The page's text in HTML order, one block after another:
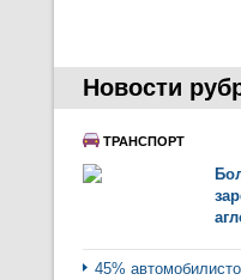
Новости
ТРАНСПОРТ
45%